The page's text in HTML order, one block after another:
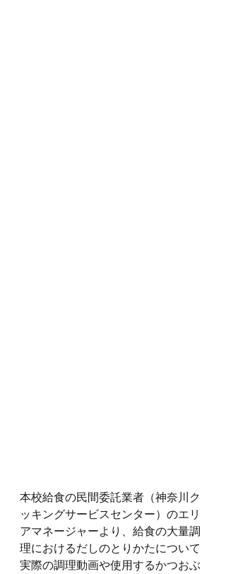
本校給食の民間委託業者（神奈川ク
ッキングサービスセンター）のエリ
アマネージャーより、給食の大量調
理におけるだしのとりかたについて
実際の調理動画や使用するかつおぶ